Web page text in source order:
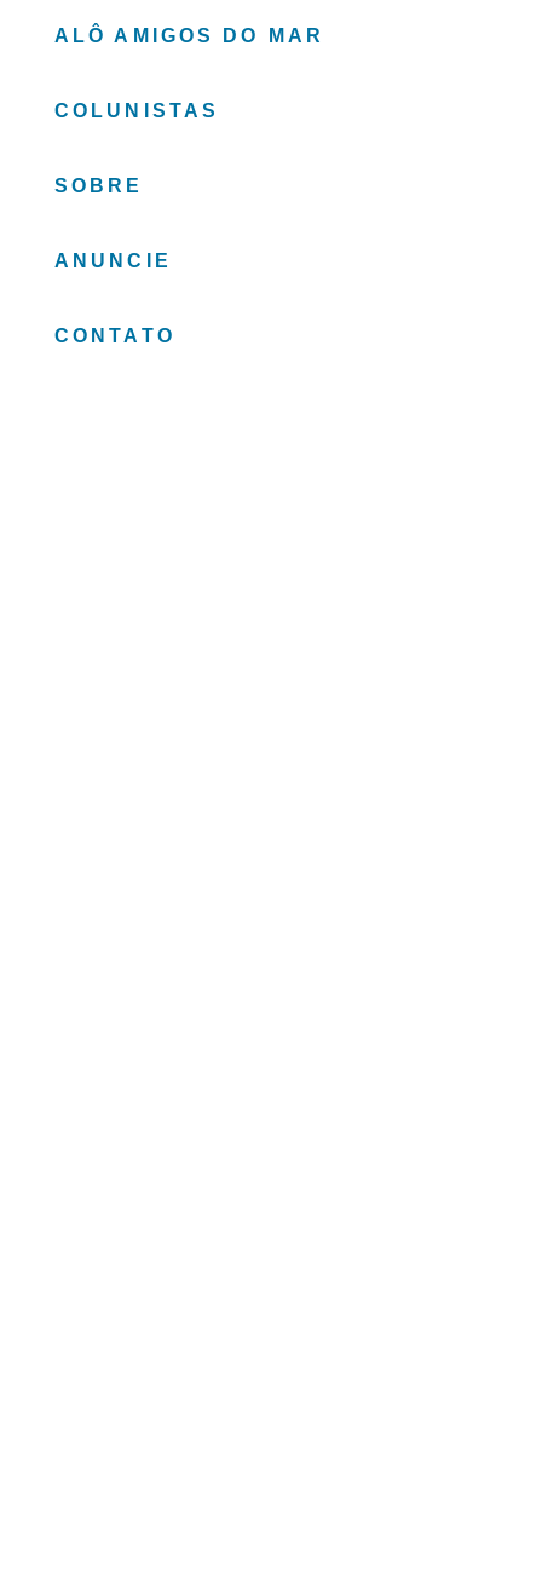
ALÔ AMIGOS DO MAR
COLUNISTAS
SOBRE
ANUNCIE
CONTATO